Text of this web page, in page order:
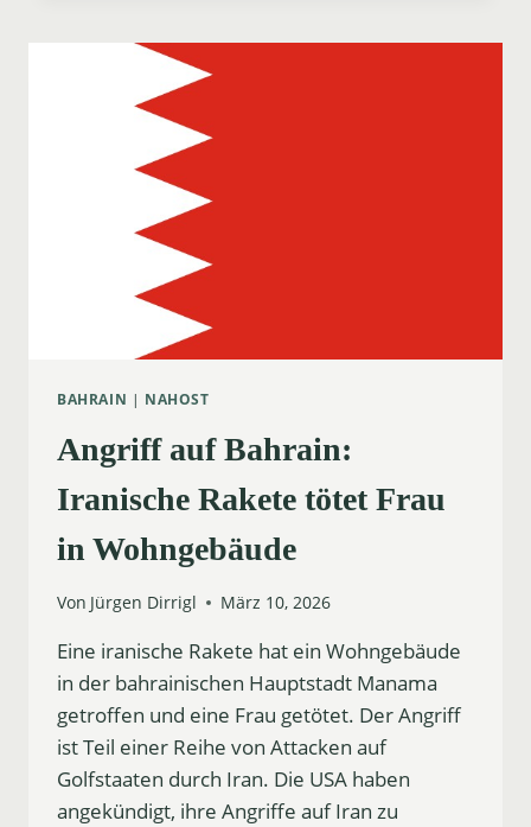
UN-
RESOLUTIONEN
ZU
IRAN-
KONFLIKT
BAHRAIN | NAHOST
Angriff auf Bahrain:
Iranische Rakete tötet Frau
in Wohngebäude
Von Jürgen Dirrigl März 10, 2026
Eine iranische Rakete hat ein Wohngebäude
in der bahrainischen Hauptstadt Manama
getroffen und eine Frau getötet. Der Angriff
ist Teil einer Reihe von Attacken auf
Golfstaaten durch Iran. Die USA haben
angekündigt, ihre Angriffe auf Iran zu